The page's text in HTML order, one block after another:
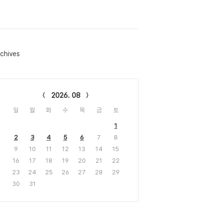
2026. 08
일 월 화 수 목 금 토
1
2
3 4 5 6 7
8
9
10 11 12 13 14
15
16
17 18 19 20 21
22
23
24 25 26 27 28
29
30
31